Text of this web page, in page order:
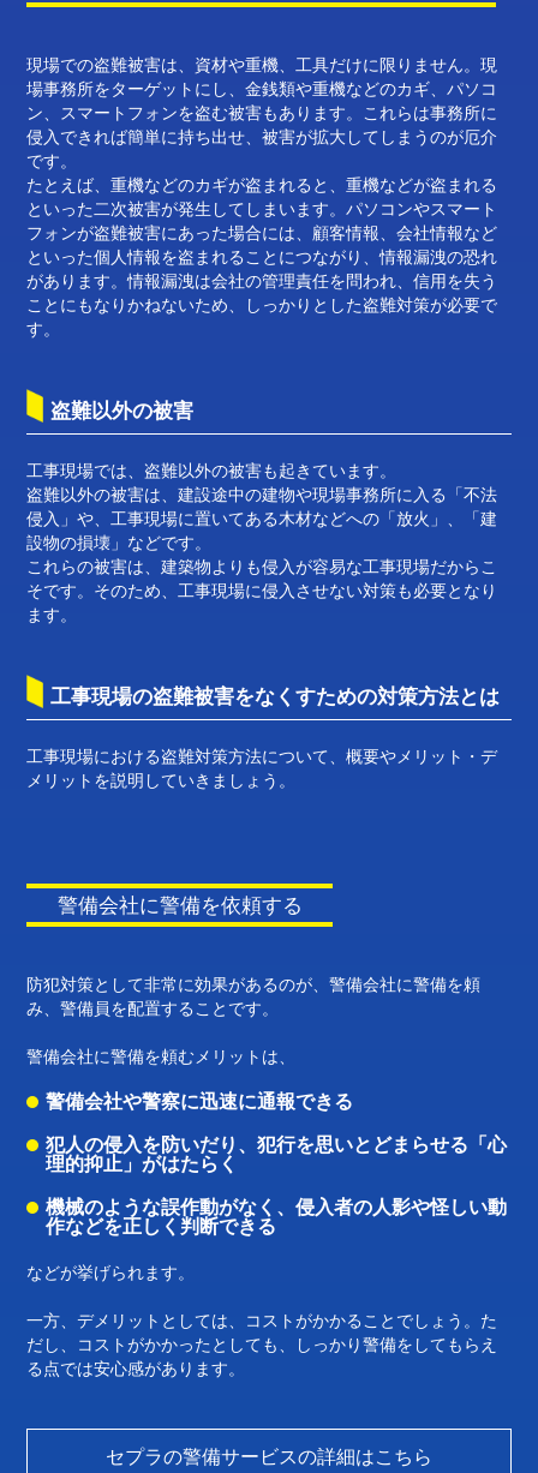
現場での盗難被害は、資材や重機、工具だけに限りません。現
場事務所をターゲットにし、金銭類や重機などのカギ、パソコ
ン、スマートフォンを盗む被害もあります。これらは事務所に
侵入できれば簡単に持ち出せ、被害が拡大してしまうのが厄介
です。
たとえば、重機などのカギが盗まれると、重機などが盗まれる
といった二次被害が発生してしまいます。パソコンやスマート
フォンが盗難被害にあった場合には、顧客情報、会社情報など
といった個人情報を盗まれることにつながり、情報漏洩の恐れ
があります。情報漏洩は会社の管理責任を問われ、信用を失う
ことにもなりかねないため、しっかりとした盗難対策が必要で
す。
盗難以外の被害
工事現場では、盗難以外の被害も起きています。
盗難以外の被害は、建設途中の建物や現場事務所に入る「不法
侵入」や、工事現場に置いてある木材などへの「放火」、「建
設物の損壊」などです。
これらの被害は、建築物よりも侵入が容易な工事現場だからこ
そです。そのため、工事現場に侵入させない対策も必要となり
ます。
工事現場の盗難被害をなくすための対策方法とは
工事現場における盗難対策方法について、概要やメリット・デ
メリットを説明していきましょう。
警備会社に警備を依頼する
防犯対策として非常に効果があるのが、警備会社に警備を頼
み、警備員を配置することです。
警備会社に警備を頼むメリットは、
警備会社や警察に迅速に通報できる
犯人の侵入を防いだり、犯行を思いとどまらせる「心
理的抑止」がはたらく
機械のような誤作動がなく、侵入者の人影や怪しい動
作などを正しく判断できる
などが挙げられます。
一方、デメリットとしては、コストがかかることでしょう。た
だし、コストがかかったとしても、しっかり警備をしてもらえ
る点では安心感があります。
セプラの警備サービスの詳細はこちら